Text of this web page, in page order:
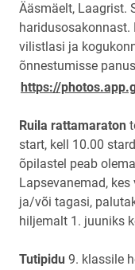
Ääsmäelt, Laagrist.
haridusosakonnast.
vilistlasi ja
õnnestumisse
https://
Ruila rattamaraton
start, kell 10.00
õpilastel peab
Lapsevanemad,
ja/või tagasi,
hiljemalt 1. juuniks
Tutipidu 9. klassile